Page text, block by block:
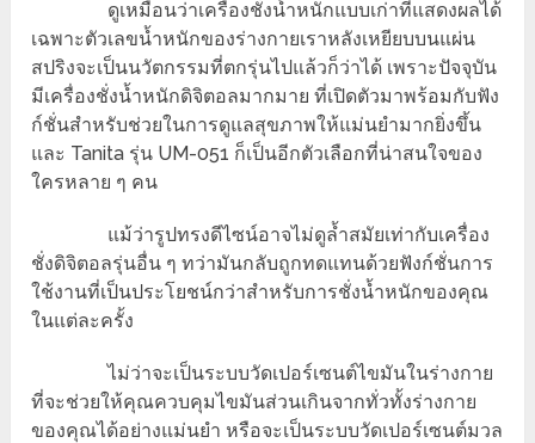
ดูเหมือนว่าเครื่องชั่งน้ำหนักแบบเก่าที่แสดงผลได้
เฉพาะตัวเลขน้ำหนักของร่างกายเราหลังเหยียบบนแผ่น
สปริงจะเป็นนวัตกรรมที่ตกรุ่นไปแล้วก็ว่าได้ เพราะปัจจุบัน
มีเครื่องชั่งน้ำหนักดิจิตอลมากมาย ที่เปิดตัวมาพร้อมกับฟัง
ก์ชั่นสำหรับช่วยในการดูแลสุขภาพให้แม่นยำมากยิ่งขึ้น
และ Tanita รุ่น UM-051 ก็เป็นอีกตัวเลือกที่น่าสนใจของ
ใครหลาย ๆ คน
แม้ว่ารูปทรงดีไซน์อาจไม่ดูล้ำสมัยเท่ากับเครื่อง
ชั่งดิจิตอลรุ่นอื่น ๆ ทว่ามันกลับถูกทดแทนด้วยฟังก์ชั่นการ
ใช้งานที่เป็นประโยชน์กว่าสำหรับการชั่งน้ำหนักของคุณ
ในแต่ละครั้ง
ไม่ว่าจะเป็นระบบวัดเปอร์เซนต์ไขมันในร่างกาย
ที่จะช่วยให้คุณควบคุมไขมันส่วนเกินจากทั่วทั้งร่างกาย
ของคุณได้อย่างแม่นยำ หรือจะเป็นระบบวัดเปอร์เซนต์มวล